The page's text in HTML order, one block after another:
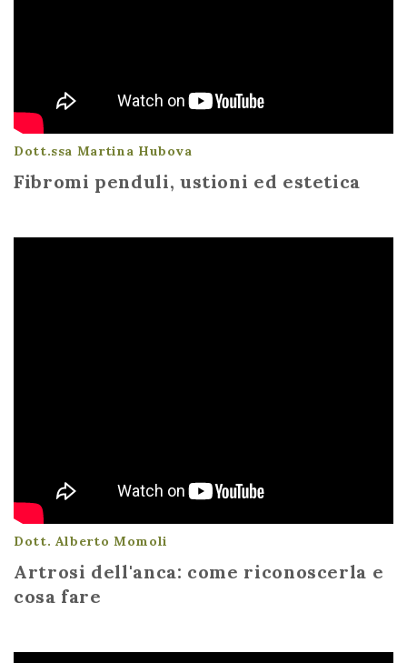
Dott.ssa Martina Hubova
Fibromi penduli, ustioni ed estetica
Dott. Alberto Momoli
Artrosi dell'anca: come riconoscerla e
cosa fare